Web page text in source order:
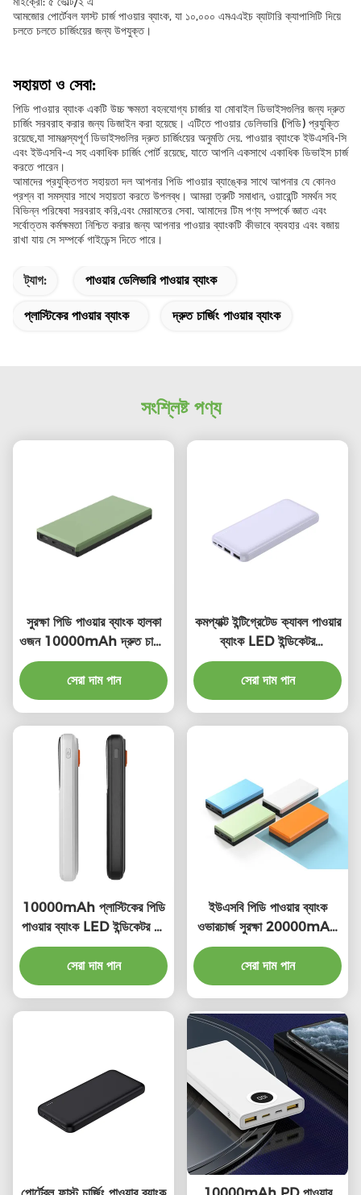
আমজোর পোর্টেবল ফাস্ট চার্জ পাওয়ার ব্যাংক, যা ১০,০০০ এমএএইচ ব্যাটারি ক্যাপাসিটি দিয়ে
চলতে চলতে চার্জিংয়ের জন্য উপযুক্ত।
সহায়তা ও সেবা:
পিডি পাওয়ার ব্যাংক একটি উচ্চ ক্ষমতা বহনযোগ্য চার্জার যা মোবাইল ডিভাইসগুলির জন্য দ্রুত
চার্জিং সরবরাহ করার জন্য ডিজাইন করা হয়েছে। এটিতে পাওয়ার ডেলিভারি (পিডি) প্রযুক্তি
রয়েছে,যা সামঞ্জস্যপূর্ণ ডিভাইসগুলির দ্রুত চার্জিংয়ের অনুমতি দেয়. পাওয়ার ব্যাংকে ইউএসবি-সি
এবং ইউএসবি-এ সহ একাধিক চার্জিং পোর্ট রয়েছে, যাতে আপনি একসাথে একাধিক ডিভাইস চার্জ
করতে পারেন।
আমাদের প্রযুক্তিগত সহায়তা দল আপনার পিডি পাওয়ার ব্যাঙ্কের সাথে আপনার যে কোনও
প্রশ্ন বা সমস্যার সাথে সহায়তা করতে উপলব্ধ। আমরা ত্রুটি সমাধান, ওয়ারেন্টি সমর্থন সহ
বিভিন্ন পরিষেবা সরবরাহ করি,এবং মেরামতের সেবা. আমাদের টিম পণ্য সম্পর্কে জ্ঞাত এবং
সর্বোত্তম কর্মক্ষমতা নিশ্চিত করার জন্য আপনার পাওয়ার ব্যাংকটি কীভাবে ব্যবহার এবং বজায়
রাখা যায় সে সম্পর্কে গাইডেন্স দিতে পারে।
ট্যাগ: পাওয়ার ডেলিভারি পাওয়ার ব্যাংক
প্লাস্টিকের পাওয়ার ব্যাংক দ্রুত চার্জিং পাওয়ার ব্যাংক
সংশ্লিষ্ট পণ্য
সুরক্ষা পিডি পাওয়ার ব্যাংক হালকা
ওজন 10000mAh দ্রুত চার্জিং
পাওয়ার ব্যাংক চার্জ
সেরা দাম পান
কমপ্যাক্ট ইন্টিগ্রেটেড ক্যাবল পাওয়ার
ব্যাংক LED ইন্ডিকেটর
10000mAh উচ্চ ক্ষমতা সহ
সেরা দাম পান
10000mAh প্লাস্টিকের পিডি
পাওয়ার ব্যাংক LED ইন্ডিকেটর সহ
ইউনিভার্সাল ফাস্ট চার্জ
সেরা দাম পান
ইউএসবি পিডি পাওয়ার ব্যাংক
ওভারচার্জ সুরক্ষা 20000mAh
স্মার্টফোন পাওয়ার ব্যাংক
সেরা দাম পান